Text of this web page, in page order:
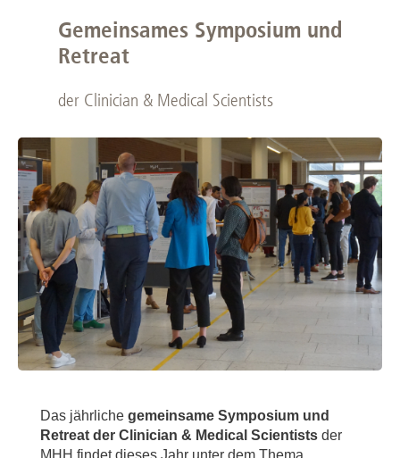
Gemeinsames Symposium und
Retreat
der Clinician & Medical Scientists
Das jährliche gemeinsame Symposium und
Retreat der Clinician & Medical Scientists der
MHH findet dieses Jahr unter dem Thema